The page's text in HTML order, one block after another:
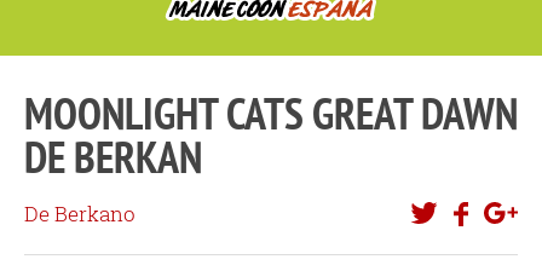
MOONLIGHT CATS GREAT DAWN
DE BERKAN
De Berkano